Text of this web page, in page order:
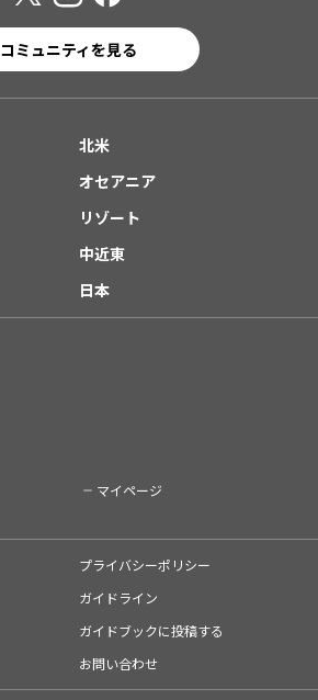
コミュニティを見る
北米
オセアニア
リゾート
中近東
日本
マイページ
プライバシーポリシー
ガイドライン
ガイドブックに投稿する
お問い合わせ